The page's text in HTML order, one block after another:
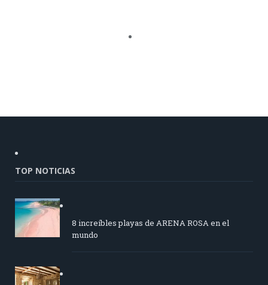
TOP NOTICIAS
8 increíbles playas de ARENA ROSA en el
mundo